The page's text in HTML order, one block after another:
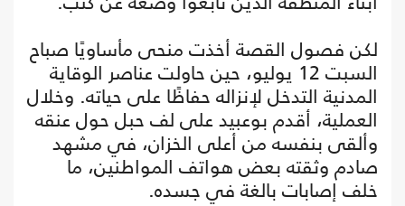
لكن فصول القصة أخذت منحى مأساويًا صباح
السبت 12 يوليو، حين حاولت عناصر الوقاية
المدنية التدخل لإنزاله حفاظًا على حياته. وخلال
العملية، أقدم بوعبيد على لف حبل حول عنقه
وألقى بنفسه من أعلى الخزان، في مشهد
صادم وثقته بعض هواتف المواطنين، ما
خلف إصابات بالغة في جسده.